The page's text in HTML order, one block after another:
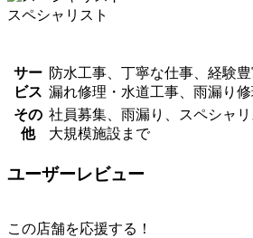
スペシャリスト
サー
ビス
防水工事、丁寧な仕事、経験
漏れ修理・水道工事、雨漏り修
その
他
社員募集、雨漏り、スペシャ
大規模施設まで
ユーザーレビュー
この店舗を応援する！